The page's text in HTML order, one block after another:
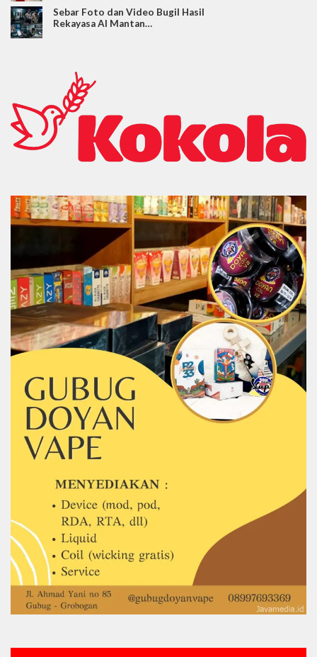
Sebar Foto dan Video Bugil Hasil
Rekayasa AI Mantan…